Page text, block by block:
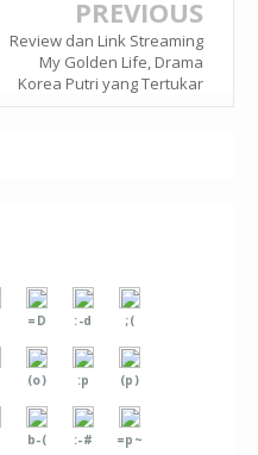
PREVIOUS
Review dan Link Streaming
My Golden Life, Drama
Korea Putri yang Tertukar
=D :-d ;(
(o) :p (p)
b-( :-# =p~